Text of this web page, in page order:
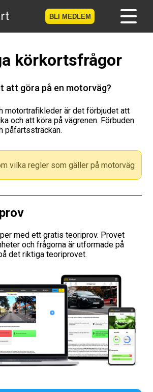
BLI MEDLEM
Hem
Prov
Körkortsresan
Körkortsteori
Vägmärken
Hitta trafikskola
Presentkort
Language
körkortsfrågor
att göra på en motorväg?
motortrafikleder är det förbjudet att
och att köra på vägrenen. Förbuden
påfartssträckan.
vilka regler som gäller på motorväg
med ett gratis teoriprov. Provet
och frågorna är utformade på
det riktiga teoriprovet.